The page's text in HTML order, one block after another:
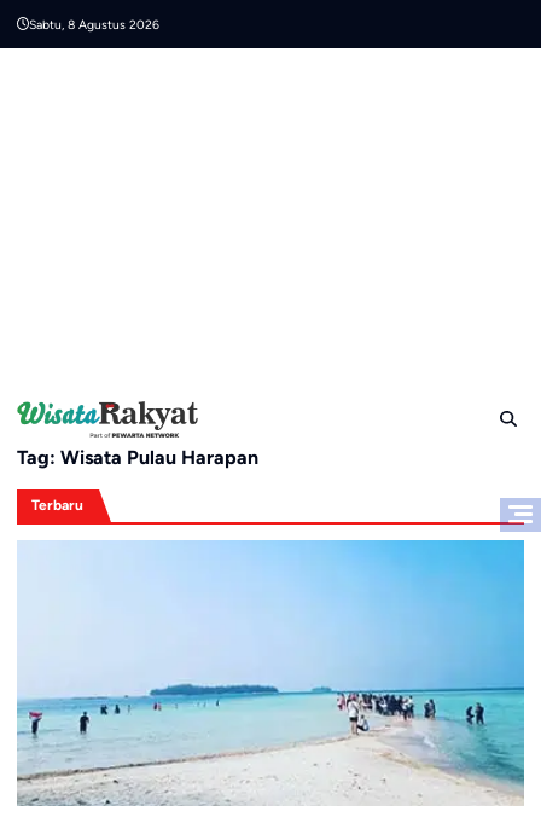
Sabtu, 8 Agustus 2026
Tag: Wisata Pulau Harapan
Terbaru